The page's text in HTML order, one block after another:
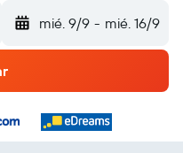
mié. 9/9 - mié. 16/9